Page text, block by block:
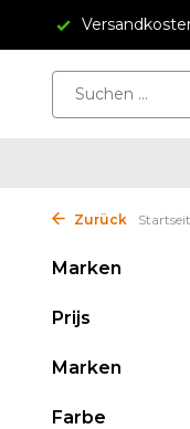
Zurück
Marken
Prijs
Marken
Farbe